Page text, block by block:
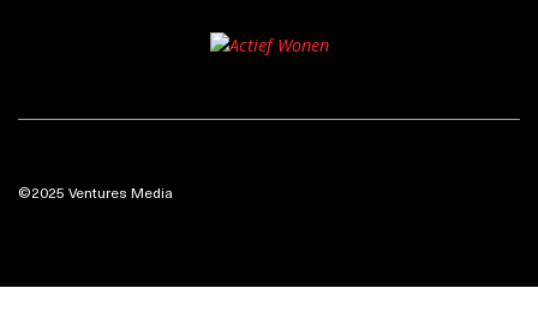
©2025 Ventures Media